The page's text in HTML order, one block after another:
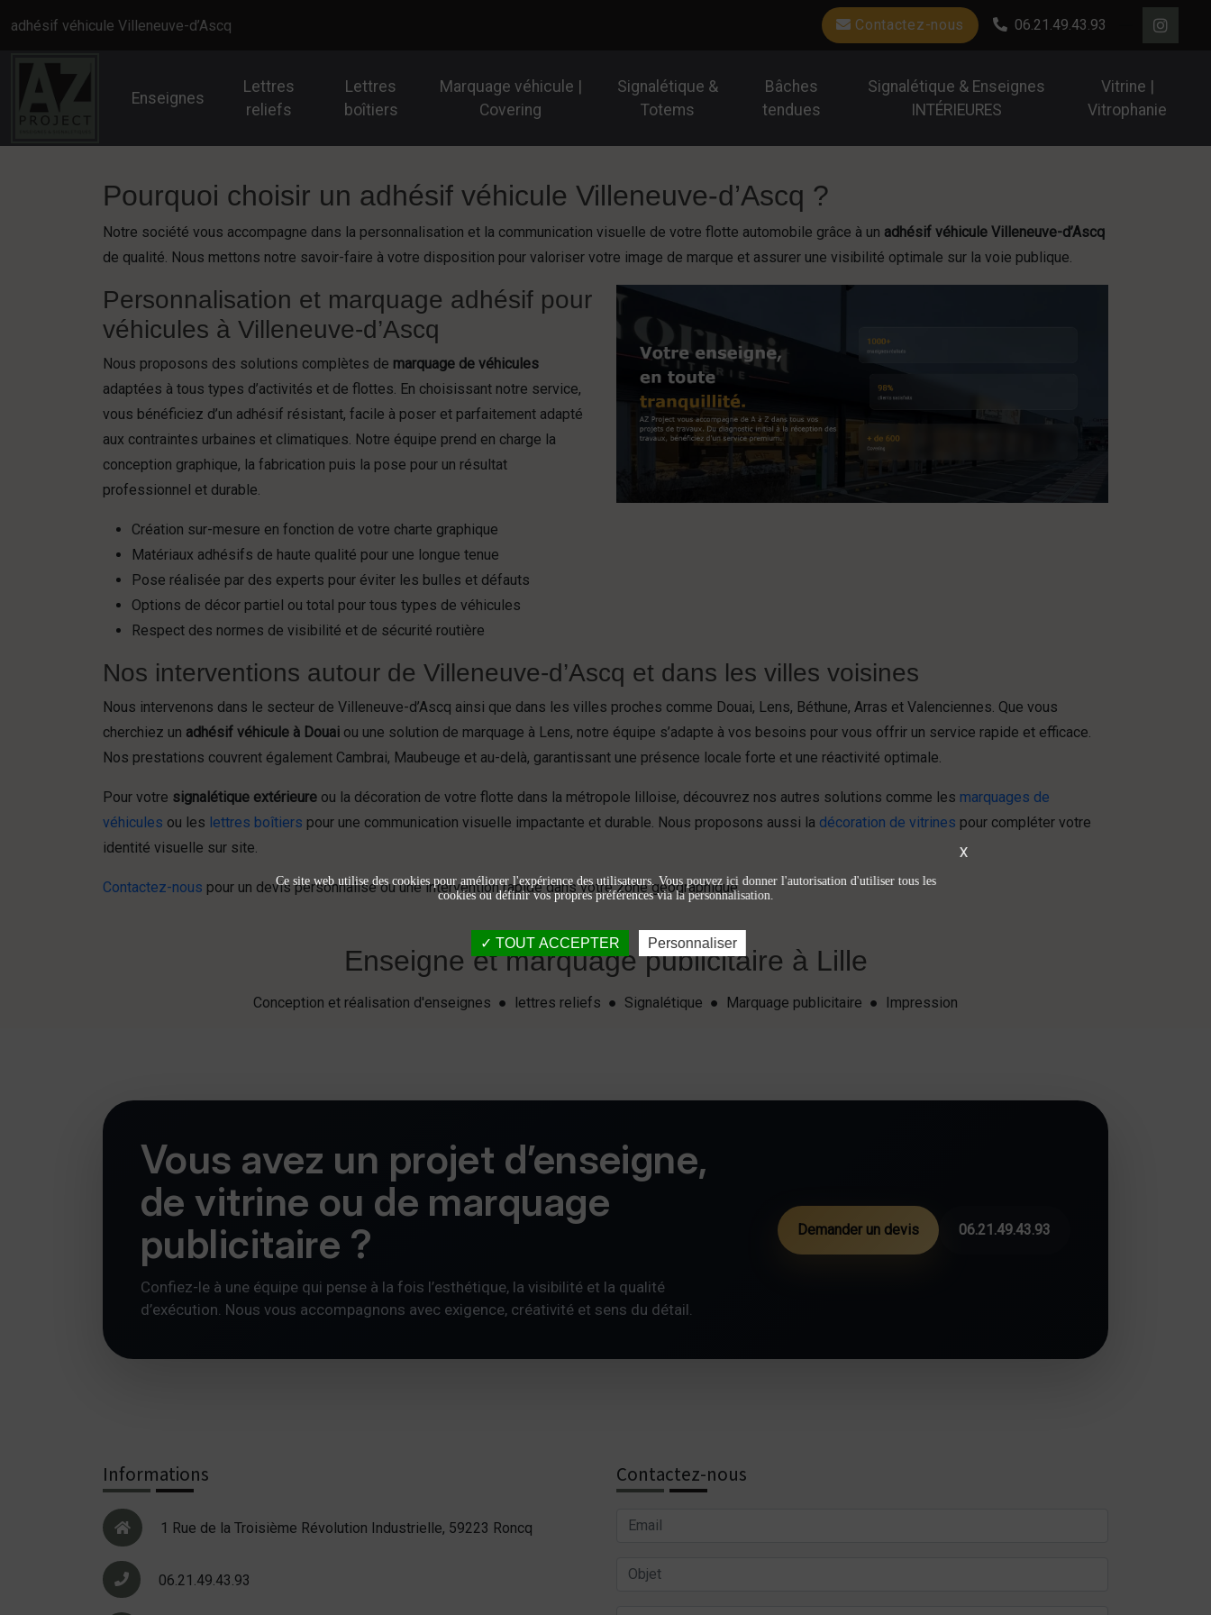
adhésif véhicule Villeneuve-d’Ascq Contactez-nous 06.21.49.43.93
Enseignes
Lettres
reliefs
Lettres
boîtiers
Marquage véhicule |
Covering
Signalétique &
Totems
Bâches
tendues
Signalétique & Enseignes
INTÉRIEURES
Vitrine |
Vitrophanie
Pourquoi choisir un adhésif véhicule Villeneuve-d’Ascq ?
Notre société vous accompagne dans la personnalisation et la communication visuelle de votre flotte automobile grâce à un adhésif véhicule Villeneuve-d’Ascq
de qualité. Nous mettons notre savoir-faire à votre disposition pour valoriser votre image de marque et assurer une visibilité optimale sur la voie publique.
Personnalisation et marquage adhésif pour
véhicules à Villeneuve-d’Ascq
Nous proposons des solutions complètes de marquage de véhicules
adaptées à tous types d’activités et de flottes. En choisissant notre service,
vous bénéficiez d’un adhésif résistant, facile à poser et parfaitement adapté
aux contraintes urbaines et climatiques. Notre équipe prend en charge la
conception graphique, la fabrication puis la pose pour un résultat
professionnel et durable.
Création sur-mesure en fonction de votre charte graphique
Matériaux adhésifs de haute qualité pour une longue tenue
Pose réalisée par des experts pour éviter les bulles et défauts
Options de décor partiel ou total pour tous types de véhicules
Respect des normes de visibilité et de sécurité routière
Nos interventions autour de Villeneuve-d’Ascq et dans les villes voisines
Nous intervenons dans le secteur de Villeneuve-d’Ascq ainsi que dans les villes proches comme Douai, Lens, Béthune, Arras et Valenciennes. Que vous
cherchiez un adhésif véhicule à Douai ou une solution de marquage à Lens, notre équipe s’adapte à vos besoins pour vous offrir un service rapide et efficace.
Nos prestations couvrent également Cambrai, Maubeuge et au-delà, garantissant une présence locale forte et une réactivité optimale.
Pour votre signalétique extérieure ou la décoration de votre flotte dans la métropole lilloise, découvrez nos autres solutions comme les marquages de
véhicules ou les lettres boîtiers pour une communication visuelle impactante et durable. Nous proposons aussi la décoration de vitrines pour compléter votre
identité visuelle sur site.
Contactez-nous pour un devis personnalisé ou une intervention rapide dans votre zone géographique.
Enseigne et marquage publicitaire à Lille
Conception et réalisation d'enseignes ● lettres reliefs ● Signalétique ● Marquage publicitaire ● Impression
Vous avez un projet d’enseigne,
de vitrine ou de marquage
publicitaire ?
Confiez-le à une équipe qui pense à la fois l’esthétique, la visibilité et la qualité
d’exécution. Nous vous accompagnons avec exigence, créativité et sens du détail.
Demander un devis 06.21.49.43.93
Informations
1 Rue de la Troisième Révolution Industrielle, 59223 Roncq
06.21.49.43.93
Contactez-nous
X
Ce site web utilise des cookies pour améliorer l'expérience des utilisateurs. Vous pouvez ici donner l'autorisation d'utiliser tous les
cookies ou définir vos propres préférences via la personnalisation.
TOUT ACCEPTER Personnaliser